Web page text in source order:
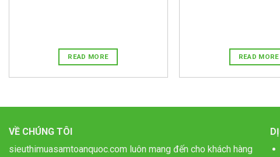
READ MORE READ MORE
VỀ CHÚNG TÔI
sieuthimuasamtoanquoc.com luôn mang đến cho khách hàng